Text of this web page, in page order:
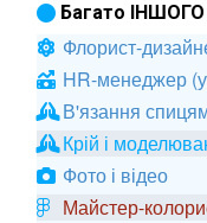
Багато ІНШОГО
Флорист-
HR-менеджер
В'язання
Крій і
Фото і відео
Майстер-